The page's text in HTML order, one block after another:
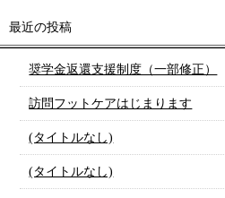
最近の投稿
奨学金返還支援制度（一部修正）
訪問フットケアはじまります
(タイトルなし)
(タイトルなし)